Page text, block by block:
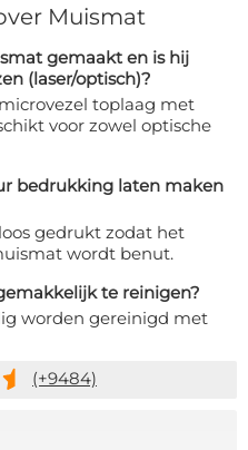
Muismat
gemaakt en is hij
(laser/optisch)?
toplaag met
voor zowel optische
bedrukking laten maken
gedrukt zodat het
wordt benut.
te reinigen?
worden gereinigd met
(+9484)